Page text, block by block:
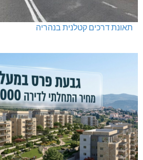
תאונת דרכים קטלנית בנהריה